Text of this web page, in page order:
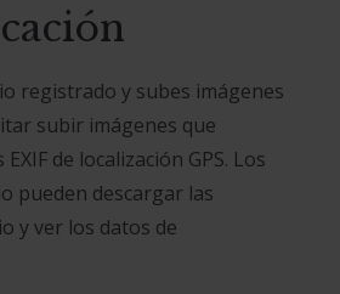
registrado y subes imágenes
subir imágenes que
de localización GPS. Los
pueden descargar las
y ver los datos de